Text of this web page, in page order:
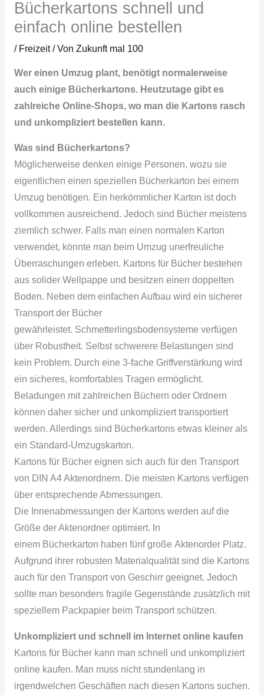
Bücherkartons schnell und
einfach online bestellen
/ Freizeit/ Von Zukunft mal 100
Wer einen Umzug plant, benötigt normalerweise
auch einige Bücherkartons. Heutzutage gibt es
zahlreiche Online-Shops, wo man die Kartons rasch
und unkompliziert bestellen kann.
Was sind Bücherkartons?
Möglicherweise denken einige Personen, wozu sie
eigentlichen einen speziellen Bücherkarton bei einem
Umzug benötigen. Ein herkömmlicher Karton ist doch
vollkommen ausreichend. Jedoch sind Bücher meistens
ziemlich schwer. Falls man einen normalen Karton
verwendet, könnte man beim Umzug unerfreuliche
Überraschungen erleben. Kartons für Bücher bestehen
aus solider Wellpappe und besitzen einen doppelten
Boden. Neben demeinfachen Aufbau wird ein sicherer
TransportderBücher
gewährleistet. Schmetterlingsbodensysteme verfügen
über Robustheit. Selbst schwerere Belastungen sind
kein Problem. Durch eine 3-fache Griffverstärkung wird
ein sicheres, komfortables Tragen ermöglicht.
Beladungen mit zahlreichen Büchern oder Ordnern
können daher sicher und unkompliziert transportiert
werden. Allerdings sind Bücherkartonsetwas kleiner als
ein Standard-Umzugskarton.
Kartons für Bücher eignen sich auch für den Transport
von DIN A4 Aktenordnern. Die meisten Kartons verfügen
über entsprechende Abmessungen.
Die Innenabmessungen der Kartons werden auf die
Größe der Aktenordner optimiert. In
einem Bücherkarton haben fünf große AktenorderPlatz.
Aufgrund ihrer robusten Materialqualität sind die Kartons
auch für den Transport von Geschirr geeignet. Jedoch
sollte man besonders fragile Gegenstände zusätzlich mit
speziellem Packpapier beim Transport schützen.
Unkompliziert und schnell im Internet online kaufen
Kartons für Bücher kann man schnell und unkompliziert
online kaufen. Man muss nicht stundenlang in
irgendwelchen Geschäften nach diesen Kartons suchen.